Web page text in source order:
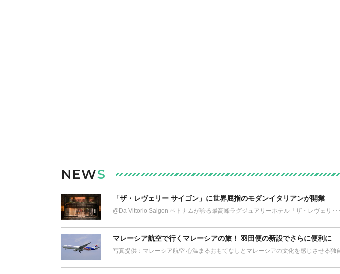
NEWS
「ザ・レヴェリー サイゴン」に世界屈指のモダンイタリアンが開業
@Da Vittorio Saigon ベトナムが誇る最高峰ラグジュアリーホテル「ザ・レヴェリ･･･
マレーシア航空で行くマレーシアの旅！ 羽田便の新設でさらに便利に
写真提供：マレーシア航空 心温まるおもてなしとマレーシアの文化を感じさせる独